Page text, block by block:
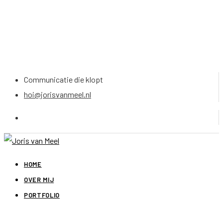
Communicatie die klopt
hoi@jorisvanmeel.nl
HOME
OVER MIJ
PORTFOLIO